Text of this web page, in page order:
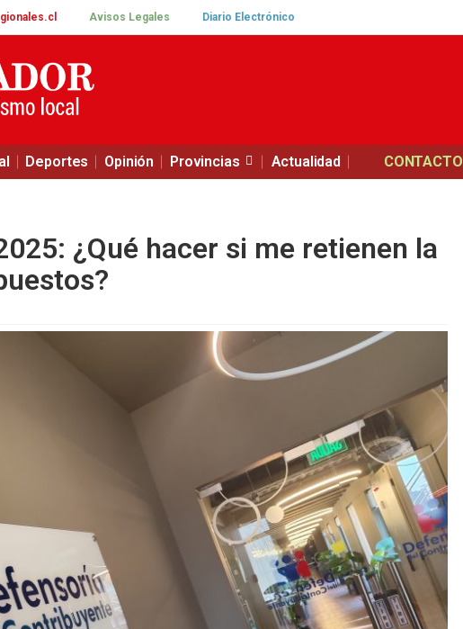
Avisos Legales Diario Electrónico
Deportes Opinión Provincias Actualidad CONTACTO
¿Qué hacer si me retienen la